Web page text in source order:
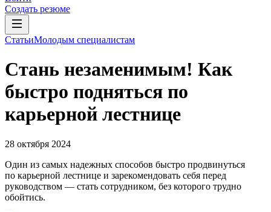
Создать резюме
СтатьиМолодым специалистам
Стань незаменимым! Как
быстро подняться по
карьерной лестнице
28 октября 2024
Один из самых надежных способов быстро продвинуться
по карьерной лестнице и зарекомендовать себя перед
руководством — стать сотрудником, без которого трудно
обойтись.